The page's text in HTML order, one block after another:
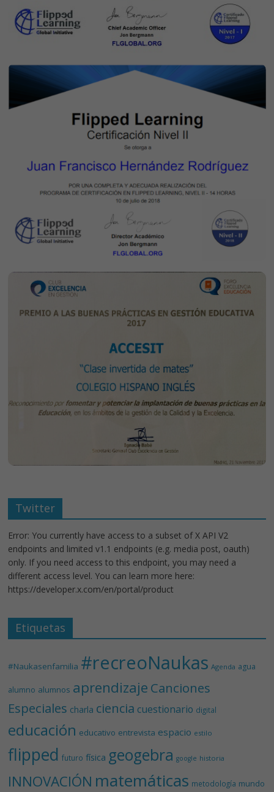
Twitter
Error: You currently have access to a subset of X API V2
endpoints and limited v1.1 endpoints (e.g. media post, oauth)
only. If you need access to this endpoint, you may need a
different access level. You can learn more here:
https://developer.x.com/en/portal/product
Etiquetas
#Naukasenfamilia #recreoNaukas Agenda agua
alumno alumnos aprendizaje Canciones
Especiales charla ciencia cuestionario digital
educación educativo entrevista espacio estilo
flipped futuro física geogebra google historia
INNOVACIÓN matemáticas metodología mundo